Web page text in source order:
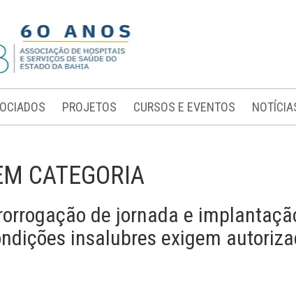
PROJETOS CURSOS E EVENTOS
CATEGORIA
de jornada e
insalubres exigem